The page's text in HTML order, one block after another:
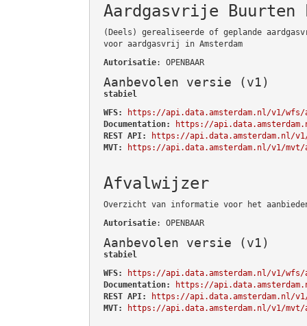
Aardgasvrije
(Deels) gerealiseerde of geplande
voor aardgasvrij in Amsterdam
Autorisatie: OPENBAAR
Aanbevolen versie (v1)
stabiel
WFS:
https://api.data.amsterdam.nl/v1/wfs/
Documentation:
https://
REST API:
https://api.data.amsterdam.nl/
MVT:
https://api.data.amsterdam.nl/v1/mvt/
Afvalwijzer
Overzicht van informatie voor het
Autorisatie: OPENBAAR
Aanbevolen versie (v1)
stabiel
WFS:
https://api.data.amsterdam.nl/v1/
Documentation:
https://
REST API:
https://api.data.amsterdam.nl/
MVT:
https://api.data.amsterdam.nl/v1/